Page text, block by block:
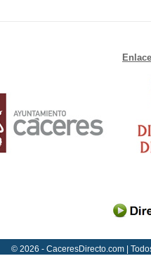
© 2026 - CaceresDirecto.com |